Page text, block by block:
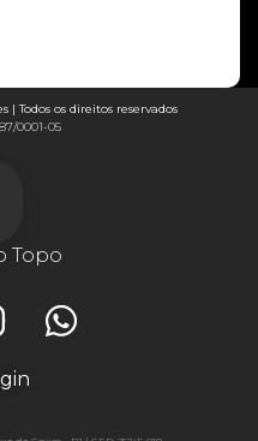
Topo
Todos os direitos reservados
0001-05